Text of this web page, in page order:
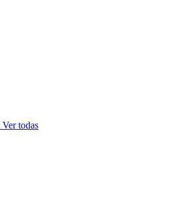
Ver todas